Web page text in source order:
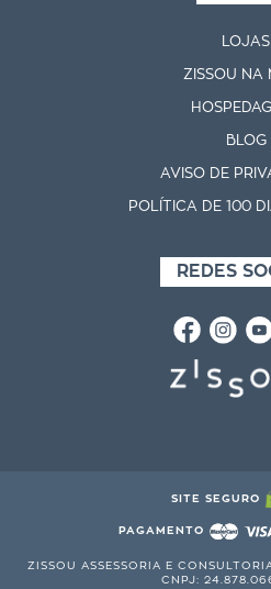
LOJAS
ZISSOU NA
BLOG
AVISO DE
POLÍTICA DE 100
REDES
SITE SEGURO
PAGAMENTO
ZISSOU ASSESSORIA E
CNPJ: